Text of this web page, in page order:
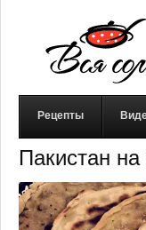
Рецепты
Пакистан